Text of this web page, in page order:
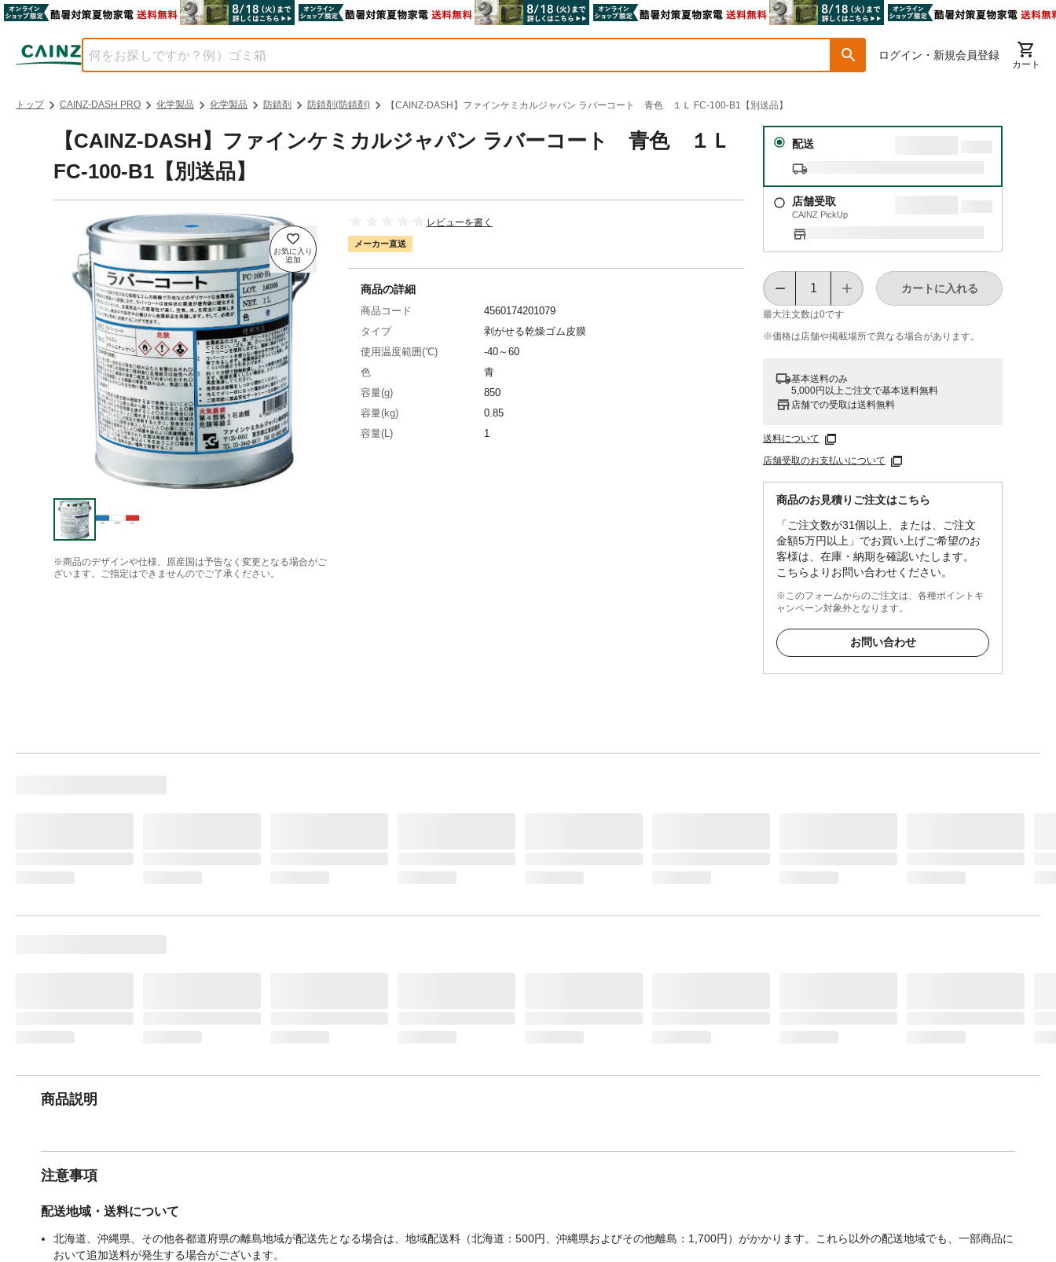
ログイン・新規会員登録
カート
トップ CAINZ-DASH PRO 化学製品 化学製品 防錆剤 防錆剤(防錆剤) 【CAINZ-DASH】ファインケミカルジャパン ラバーコート 青色 １Ｌ FC-100-B1【別送品】
【CAINZ-DASH】ファインケミカルジャパン ラバーコート 青色 １Ｌ
FC-100-B1【別送品】
※商品のデザインや仕様、原産国は予告なく変更となる場合がご
ざいます。ご指定はできませんのでご了承ください。
レビューを書く
メーカー直送
配送
店舗受取
CAINZ PickUp
最大注文数は0です
カートに入れる
※価格は​店舗や​掲載場所で​異なる​場合が​あります。
基本送料のみ
5,000円以上ご注文で基本送料無料
店舗での受取は送料無料
送料について
店舗受取のお支払いについて
商品のお見積りご注文はこちら
「ご注文数が31個以上、または、ご注文
金額5万円以上」でお買い上げご希望のお
客様は、在庫・納期を確認いたします。
こちらよりお問い合わせください。
※このフォームからのご注文は、各種ポイントキ
ャンペーン対象外となります。
お問い合わせ
商品の詳細
商品コード
4560174201079
タイプ
剥がせる乾燥ゴム皮膜
使用温度範囲(℃)
-40～60
色
青
容量(g)
850
容量(kg)
0.85
容量(L)
1
商品説明
注意事項
配送地域・送料について
北海道、沖縄県、その他各都道府県の離島地域が配送先となる場合は、地域配送料（北海道：500円、沖縄県およびその他離島：1,700円）がかかります。これら以外の配送地域でも、一部商品に
おいて追加送料が発生する場合がございます。